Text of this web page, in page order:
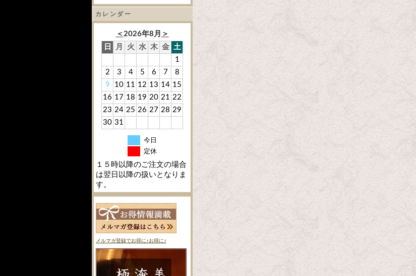
カレンダー
＜ 2026年8月 ＞
日
月 火 水 木 金 土
1
2
3 4 5 6 7
8
9
10 11 12 13 14 15
16 17 18 19 20 21 22
23 24 25 26 27 28 29
30 31
今日
定休
１５時以降のご注文の場合
は翌日以降の扱いとなりま
す。
メルマガ登録でお得に♪お得に♪